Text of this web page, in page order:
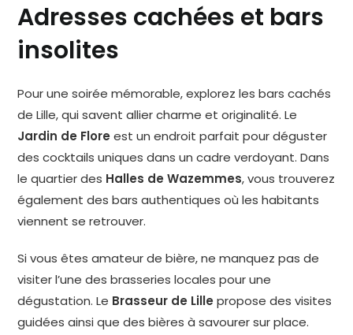
Adresses cachées et bars
insolites
Pour une soirée mémorable, explorez les bars cachés
de Lille, qui savent allier charme et originalité. Le
Jardin de Flore est un endroit parfait pour déguster
des cocktails uniques dans un cadre verdoyant. Dans
le quartier des Halles de Wazemmes, vous trouverez
également des bars authentiques où les habitants
viennent se retrouver.
Si vous êtes amateur de bière, ne manquez pas de
visiter l’une des brasseries locales pour une
dégustation. Le Brasseur de Lille propose des visites
guidées ainsi que des bières à savourer sur place.